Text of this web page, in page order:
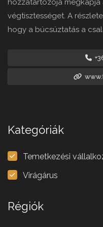
hozzátartozója
végtisztességet. A
hogy a búcsúztatás a
Kategóriák
Temetkezési
Virágárus
Régiók